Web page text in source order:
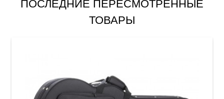
ПОСЛЕДНИЕ ПЕРЕСМОТРЕННЫЕ
ТОВАРЫ